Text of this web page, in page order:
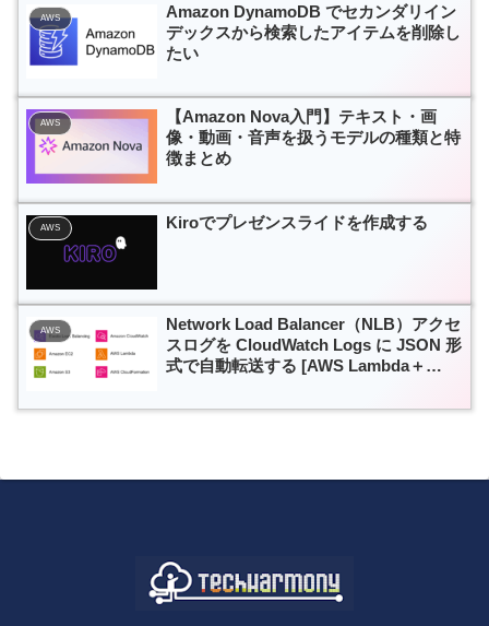
AWS
Amazon DynamoDB でセカンダリイン
デックスから検索したアイテムを削除し
たい
AWS
【Amazon Nova入門】テキスト・画
像・動画・音声を扱うモデルの種類と特
徴まとめ
AWS Kiroでプレゼンスライドを作成する
AWS
Network Load Balancer（NLB）アクセ
スログを CloudWatch Logs に JSON 形
式で自動転送する [AWS Lambda＋
Elastic Load Balancing +Amazon